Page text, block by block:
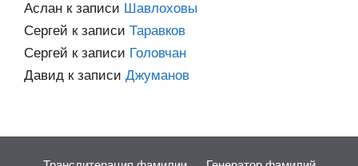
Аслан к записи Шавлоховы
Сергей к записи Таравков
Сергей к записи Головчан
Давид к записи Джуманов